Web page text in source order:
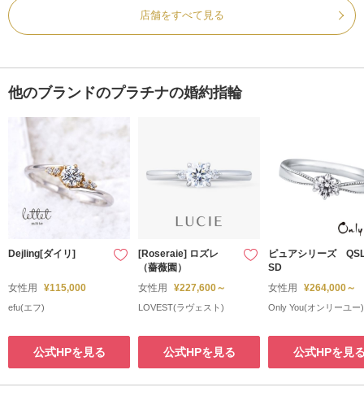
店舗をすべて見る
他のブランドのプラチナの婚約指輪
Dejling[ダイリ]
女性用 ¥115,000
efu(エフ)
公式HPを見る
[Roseraie] ロズレ
（薔薇園）
女性用
¥227,600～
LOVEST(ラヴェスト)
公式HPを見る
ピュアシリーズ
SD
女性用
¥264,000～
Only You(オンリーユー)
公式HPを見